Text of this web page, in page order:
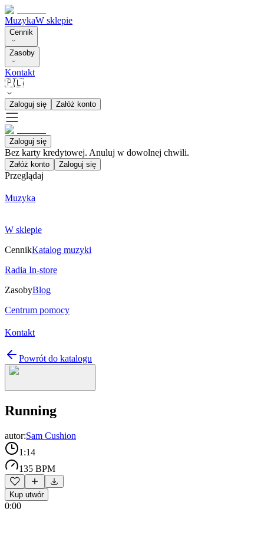
MuzykaW sklepie
Cennik
Zasoby
Kontakt
🇵🇱
Zaloguj się Załóż konto
Zaloguj się
Bez karty kredytowej. Anuluj w dowolnej chwili.
Załóż konto Zaloguj się
Przeglądaj
Muzyka
W sklepie
CennikKatalog muzyki
Radia In-store
ZasobyBlog
Centrum pomocy
Kontakt
Powrót do katalogu
Running
autor:Sam Cushion
1:14
135 BPM
Kup utwór
0:00